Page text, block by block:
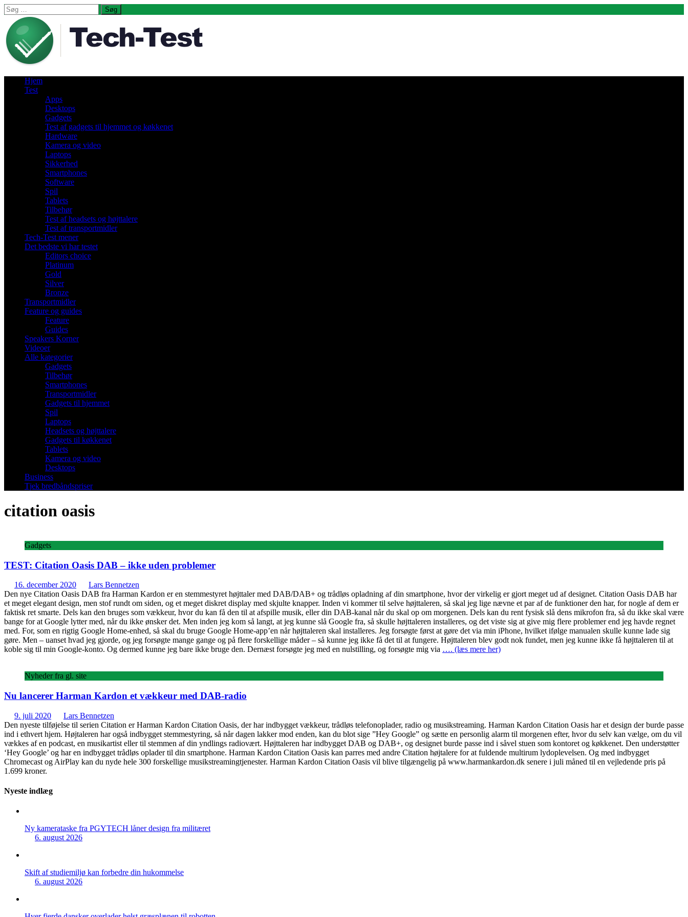
Søg
efter:
Hjem
Test
Apps
Desktops
Gadgets
Test af gadgets til hjemmet og køkkenet
Hardware
Kamera og video
Laptops
Sikkerhed
Smartphones
Software
Spil
Tablets
Tilbehør
Test af headsets og højttalere
Test af transportmidler
Tech-Test mener
Det bedste vi har testet
Editors choice
Platinum
Gold
Silver
Bronze
Transportmidler
Feature og guides
Feature
Guides
Speakers Korner
Videoer
Alle kategorier
Gadgets
Tilbehør
Smartphones
Transportmidler
Gadgets til hjemmet
Spil
Laptops
Headsets og højttalere
Gadgets til køkkenet
Tablets
Kamera og video
Desktops
Business
Tjek bredbåndspriser
citation oasis
Gadgets
TEST: Citation Oasis DAB – ikke uden problemer
16. december 2020
Lars Bennetzen
Den nye Citation Oasis DAB fra Harman Kardon er en stemmestyret højttaler med DAB/DAB+ og trådløs opladning af din smartphone, hvor der virkelig er gjort meget ud af designet. Citation Oasis DAB har
et meget elegant design, men stof rundt om siden, og et meget diskret display med skjulte knapper. Inden vi kommer til selve højttaleren, så skal jeg lige nævne et par af de funktioner den har, for nogle af dem er
faktisk ret smarte. Dels kan den bruges som vækkeur, hvor du kan få den til at afspille musik, eller din DAB-kanal når du skal op om morgenen. Dels kan du rent fysisk slå dens mikrofon fra, så du ikke skal være
bange for at Google lytter med, når du ikke ønsker det. Men inden jeg kom så langt, at jeg kunne slå Google fra, så skulle højttaleren installeres, og det viste sig at give mig flere problemer end jeg havde regnet
med. For, som en rigtig Google Home-enhed, så skal du bruge Google Home-app’en når højttaleren skal installeres. Jeg forsøgte først at gøre det via min iPhone, hvilket ifølge manualen skulle kunne lade sig
gøre. Men – uanset hvad jeg gjorde, og jeg forsøgte mange gange og på flere forskellige måder – så kunne jeg ikke få det til at fungere. Højttaleren blev godt nok fundet, men jeg kunne ikke få højttaleren til at
koble sig til min Google-konto. Og dermed kunne jeg bare ikke bruge den. Dernæst forsøgte jeg med en nulstilling, og forsøgte mig via …. (læs mere her)
Nyheder fra gl. site
Nu lancerer Harman Kardon et vækkeur med DAB-radio
9. juli 2020
Lars Bennetzen
Den nyeste tilføjelse til serien Citation er Harman Kardon Citation Oasis, der har indbygget vækkeur, trådløs telefonoplader, radio og musikstreaming. Harman Kardon Citation Oasis har et design der burde passe
ind i ethvert hjem. Højtaleren har også indbygget stemmestyring, så når dagen lakker mod enden, kan du blot sige ”Hey Google” og sætte en personlig alarm til morgenen efter, hvor du selv kan vælge, om du vil
vækkes af en podcast, en musikartist eller til stemmen af din yndlings radiovært. Højttaleren har indbygget DAB og DAB+, og designet burde passe ind i såvel stuen som kontoret og køkkenet. Den understøtter
‘Hey Google’ og har en indbygget trådløs oplader til din smartphone. Harman Kardon Citation Oasis kan parres med andre Citation højtalere for at fuldende multirum lydoplevelsen. Og med indbygget
Chromecast og AirPlay kan du nyde hele 300 forskellige musikstreamingtjenester. Harman Kardon Citation Oasis vil blive tilgængelig på www.harmankardon.dk senere i juli måned til en vejledende pris på
1.699 kroner.
Nyeste indlæg
Ny kamerataske fra PGYTECH låner design fra militæret
6. august 2026
Skift af studiemiljø kan forbedre din hukommelse
6. august 2026